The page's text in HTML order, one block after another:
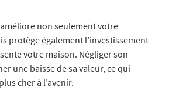
non seulement votre
protège également l’investissement
votre maison. Négliger son
une baisse de sa valeur, ce qui
cher à l’avenir.